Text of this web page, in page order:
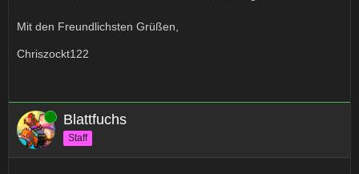
Mit den Freundlichsten Grüßen,
Chriszockt122
Online Blattfuchs
Staff